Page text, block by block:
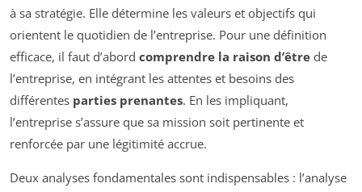
à sa stratégie. Elle détermine les valeurs et objectifs qui
orientent le quotidien de l’entreprise. Pour une définition
efficace, il faut d’abord comprendre la raison d’être de
l’entreprise, en intégrant les attentes et besoins des
différentes parties prenantes. En les impliquant,
l’entreprise s’assure que sa mission soit pertinente et
renforcée par une légitimité accrue.
Deux analyses fondamentales sont indispensables : l’analyse